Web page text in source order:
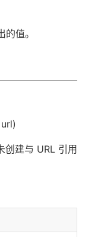
值。
创建与 URL 引用